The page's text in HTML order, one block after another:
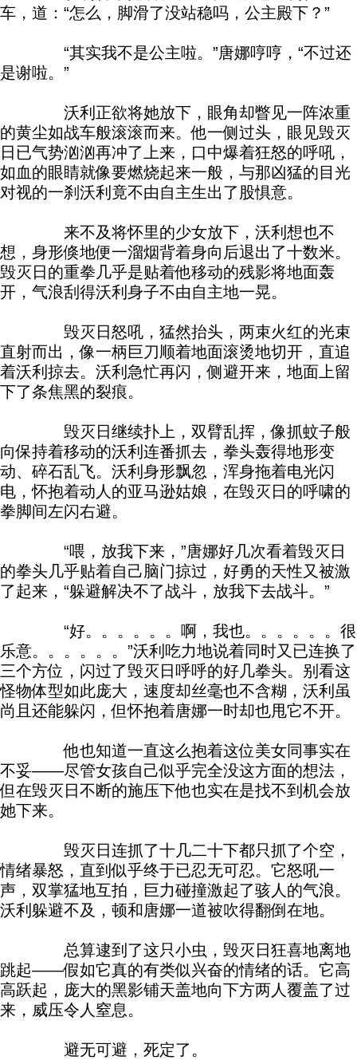
车，道：“怎么，脚滑了没站稳吗，公主殿下？”
“其实我不是公主啦。”唐娜哼哼，“不过还
是谢啦。”
沃利正欲将她放下，眼角却瞥见一阵浓重
的黄尘如战车般滚滚而来。他一侧过头，眼见毁灭
日已气势汹汹再冲了上来，口中爆着狂怒的呼吼，
如血的眼睛就像要燃烧起来一般，与那凶猛的目光
对视的一刹沃利竟不由自主生出了股惧意。
来不及将怀里的少女放下，沃利想也不
想，身形倏地便一溜烟背着身向后退出了十数米。
毁灭日的重拳几乎是贴着他移动的残影将地面轰
开，气浪刮得沃利身子不由自主地一晃。
毁灭日怒吼，猛然抬头，两束火红的光束
直射而出，像一柄巨刀顺着地面滚烫地切开，直追
着沃利掠去。沃利急忙再闪，侧避开来，地面上留
下了条焦黑的裂痕。
毁灭日继续扑上，双臂乱挥，像抓蚊子般
向保持着移动的沃利连番抓去，拳头轰得地形变
动、碎石乱飞。沃利身形飘忽，浑身拖着电光闪
电，怀抱着动人的亚马逊姑娘，在毁灭日的呼啸的
拳脚间左闪右避。
“喂，放我下来，”唐娜好几次看着毁灭日
的拳头几乎贴着自己脑门掠过，好勇的天性又被激
了起来，“躲避解决不了战斗，放我下去战斗。”
“好。。。。。。啊，我也。。。。。。很
乐意。。。。。。”沃利吃力地说着同时又已连换了
三个方位，闪过了毁灭日呼呼的好几拳头。别看这
怪物体型如此庞大，速度却丝毫也不含糊，沃利虽
尚且还能躲闪，但怀抱着唐娜一时却也甩它不开。
他也知道一直这么抱着这位美女同事实在
不妥——尽管女孩自己似乎完全没这方面的想法，
但在毁灭日不断的施压下他也实在是找不到机会放
她下来。
毁灭日连抓了十几二十下都只抓了个空，
情绪暴怒，直到似乎终于已忍无可忍。它怒吼一
声，双掌猛地互拍，巨力碰撞激起了骇人的气浪。
沃利躲避不及，顿和唐娜一道被吹得翻倒在地。
总算逮到了这只小虫，毁灭日狂喜地离地
跳起——假如它真的有类似兴奋的情绪的话。它高
高跃起，庞大的黑影铺天盖地向下方两人覆盖了过
来，威压令人窒息。
避无可避，死定了。